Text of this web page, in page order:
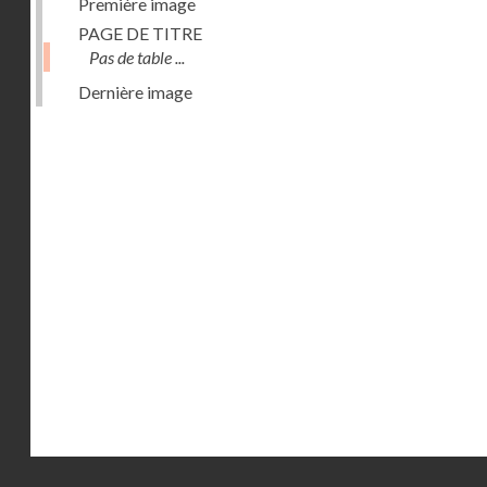
PAGE DE TITRE
Pas de table ...
Dernière image